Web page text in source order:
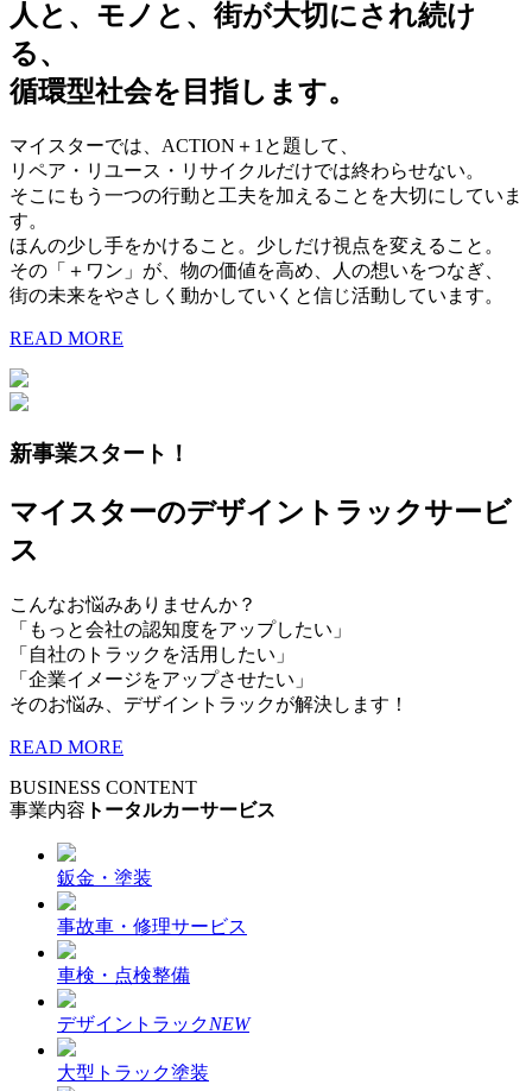
人と、モノと、街が大切にされ続け
る、
循環型社会を目指します。
マイスターでは、ACTION＋1と題して、
リペア・リユース・リサイクルだけでは終わらせない。
そこにもう一つの行動と工夫を加えることを大切にしていま
す。
ほんの少し手をかけること。少しだけ視点を変えること。
その「＋ワン」が、物の価値を高め、人の想いをつなぎ、
街の未来をやさしく動かしていくと信じ活動しています。
READ MORE
新事業スタート！
マイスターのデザイントラックサービ
ス
こんなお悩みありませんか？
「もっと会社の認知度をアップしたい」
「自社のトラックを活用したい」
「企業イメージをアップさせたい」
そのお悩み、デザイントラックが解決します！
READ MORE
BUSINESS CONTENT
事業内容 トータルカーサービス
鈑金・塗装
事故車・修理サービス
車検・点検整備
デザイントラックNEW
大型トラック塗装